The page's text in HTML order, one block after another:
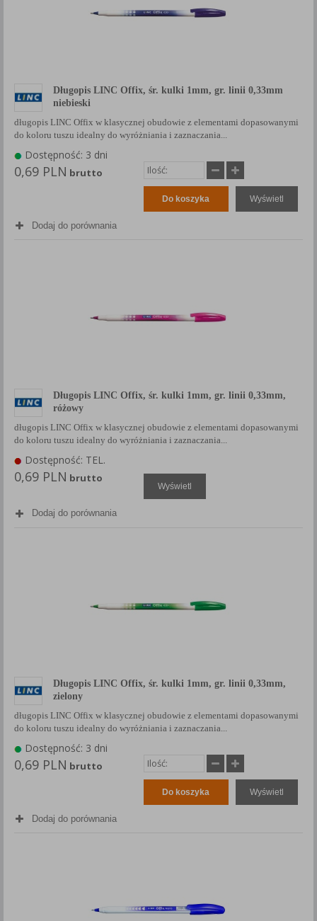
Długopis LINC Offix, śr. kulki 1mm, gr. linii 0,33mm
niebieski
długopis LINC Offix w klasycznej obudowie z elementami dopasowanymi
do koloru tuszu idealny do wyróżniania i zaznaczania...
Dostępność: 3 dni
0,69 PLN brutto
Do koszyka Wyświetl
Dodaj do porównania
Długopis LINC Offix, śr. kulki 1mm, gr. linii 0,33mm,
różowy
długopis LINC Offix w klasycznej obudowie z elementami dopasowanymi
do koloru tuszu idealny do wyróżniania i zaznaczania...
Dostępność: TEL.
0,69 PLN brutto
Wyświetl
Dodaj do porównania
Długopis LINC Offix, śr. kulki 1mm, gr. linii 0,33mm,
zielony
długopis LINC Offix w klasycznej obudowie z elementami dopasowanymi
do koloru tuszu idealny do wyróżniania i zaznaczania...
Dostępność: 3 dni
0,69 PLN brutto
Do koszyka Wyświetl
Dodaj do porównania